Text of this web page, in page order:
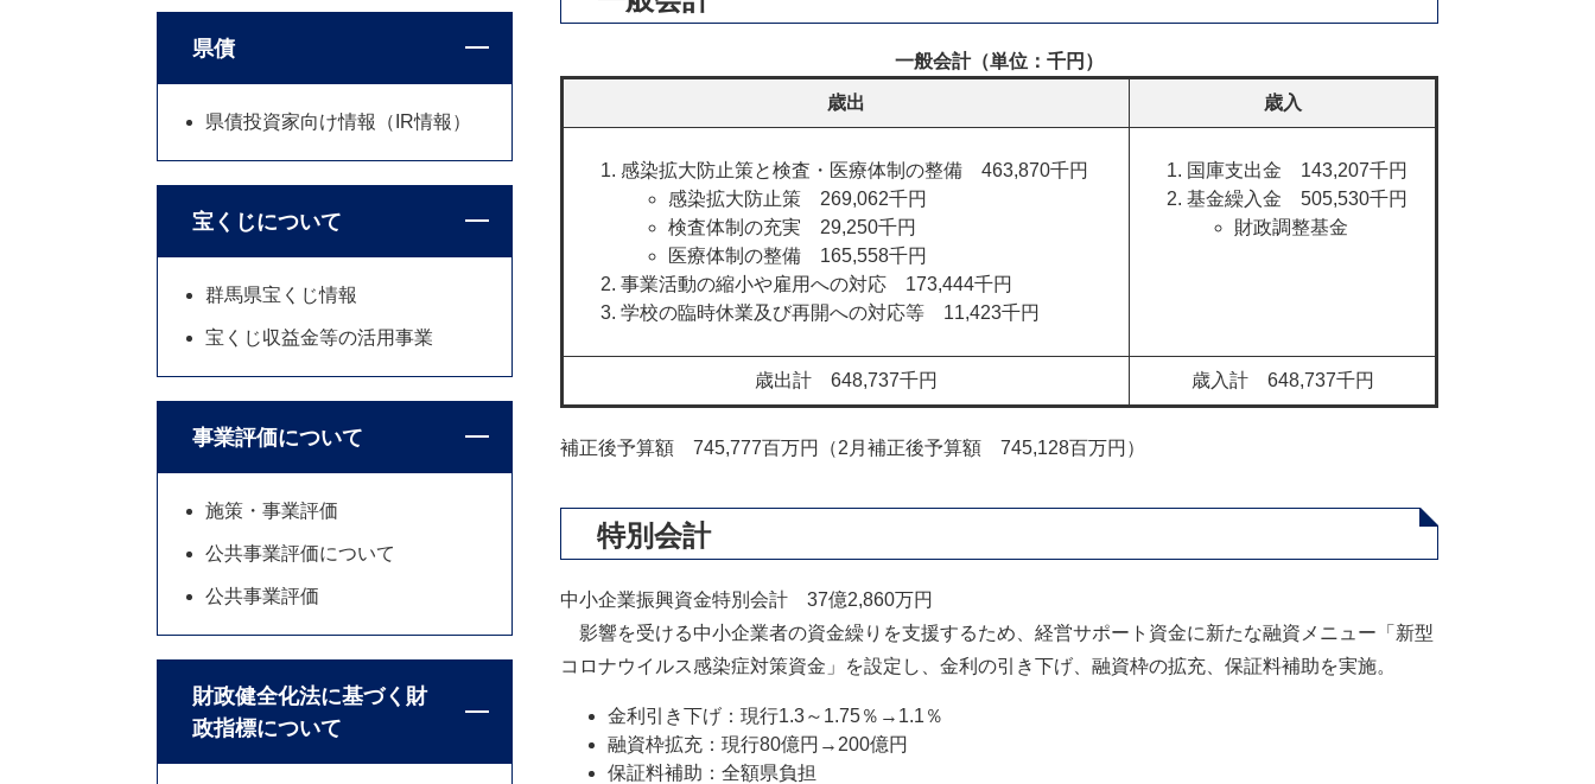
一般会計（単位：千円）
歳出 歳入
感染拡大防止策と検査・医療体制の整備 463,870千円​
感染拡大防止策 269,062千円
検査体制の充実 29,250千円
医療体制の整備 165,558千円
事業活動の縮小や雇用への対応 173,444千円
学校の臨時休業及び再開への対応等 11,423千円
国庫支出金 143,207千円
基金繰入金 505,530千円​
財政調整基金
歳出計 648,737千円 歳入計 648,737千円
補正後予算額 745,777百万円（2月補正後予算額 745,128百万円）
特別会計
中小企業振興資金特別会計 37億2,860万円
影響を受ける中小企業者の資金繰りを支援するため、経営サポート資金に新たな融資メニュー「新型
コロナウイルス感染症対策資金」を設定し、金利の引き下げ、融資枠の拡充、保証料補助を実施。
金利引き下げ：現行1.3～1.75％→1.1％
融資枠拡充：現行80億円→200億円
保証料補助：全額県負担
県債
県債投資家向け情報（IR情報）
宝くじについて
群馬県宝くじ情報
宝くじ収益金等の活用事業
事業評価について
施策・事業評価
公共事業評価について
公共事業評価
財政健全化法に基づく財
政指標について